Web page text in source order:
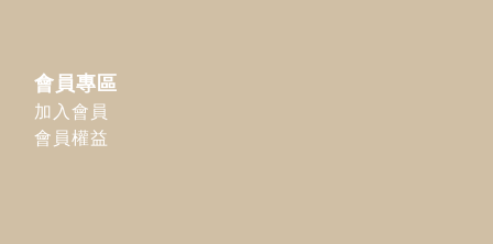
會員專區
加入會員
會員權益